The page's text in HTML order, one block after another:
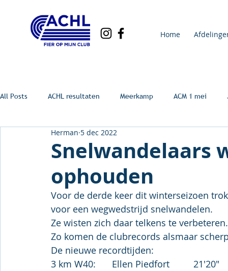
Home
All Posts ACHL resultaten Meerkamp ACM 1 mei
Snelwandelaars
ophouden
Herman 5 dec 2022
Voor de derde keer dit winterseizoen
voor een wegwedstrijd snelwandelen.
Ze wisten zich daar telkens te verbeteren.
Zo komen de clubrecords alsmaar
De nieuwe recordtijden:
3 km W40:	Ellen Piedfort		21'20"